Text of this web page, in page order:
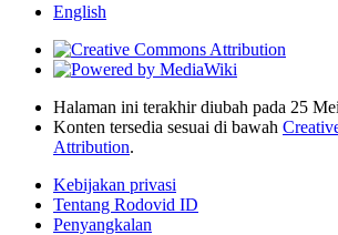
English
Halaman ini terakhir diubah pada 25
Konten tersedia sesuai di bawah
Attribution.
Kebijakan privasi
Tentang Rodovid ID
Penyangkalan